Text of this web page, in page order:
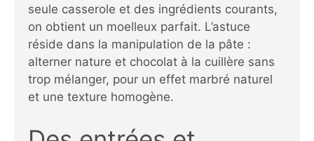
seule casserole et des ingrédients courants,
on obtient un moelleux parfait. L’astuce
réside dans la manipulation de la pâte :
alterner nature et chocolat à la cuillère sans
trop mélanger, pour un effet marbré naturel
et une texture homogène.